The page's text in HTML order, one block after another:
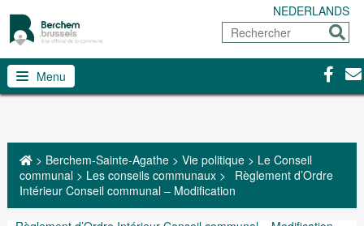
NEDERLANDS
Rechercher
Menu
> Berchem-Sainte-Agathe> Vie politique> Le Conseil
communal> Les conseils communaux>
Règlement d’Ordre
Intérieur Conseil communal – Modification